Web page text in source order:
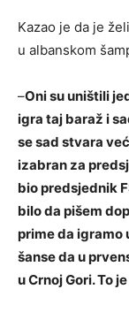
Kazao je da je
u albanskom
–Oni su uništili
igra taj baraž i
se sad stvara
izabran za
bio predsjednik
bilo da pišem
prime da igramo
šanse da u
u Crnoj Gori. To